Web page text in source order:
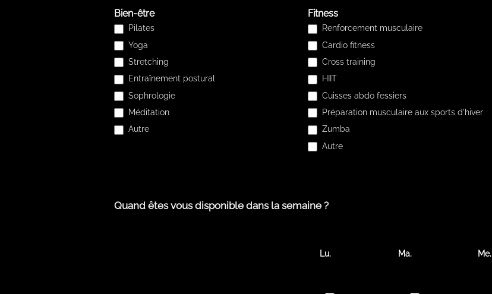
FR
Bien-être
Pilates
Yoga
Stretching
Entraînement postural
Sophrologie
Méditation
Autre
Fitness
Renforcement musculaire
Cardio fitness
Cross training
HIIT
Cuisses abdo fessiers
Préparation musculaire aux sports d'hiver
Zumba
Autre
Quand êtes vous disponible dans la semaine ?
Lu. Ma. Me.